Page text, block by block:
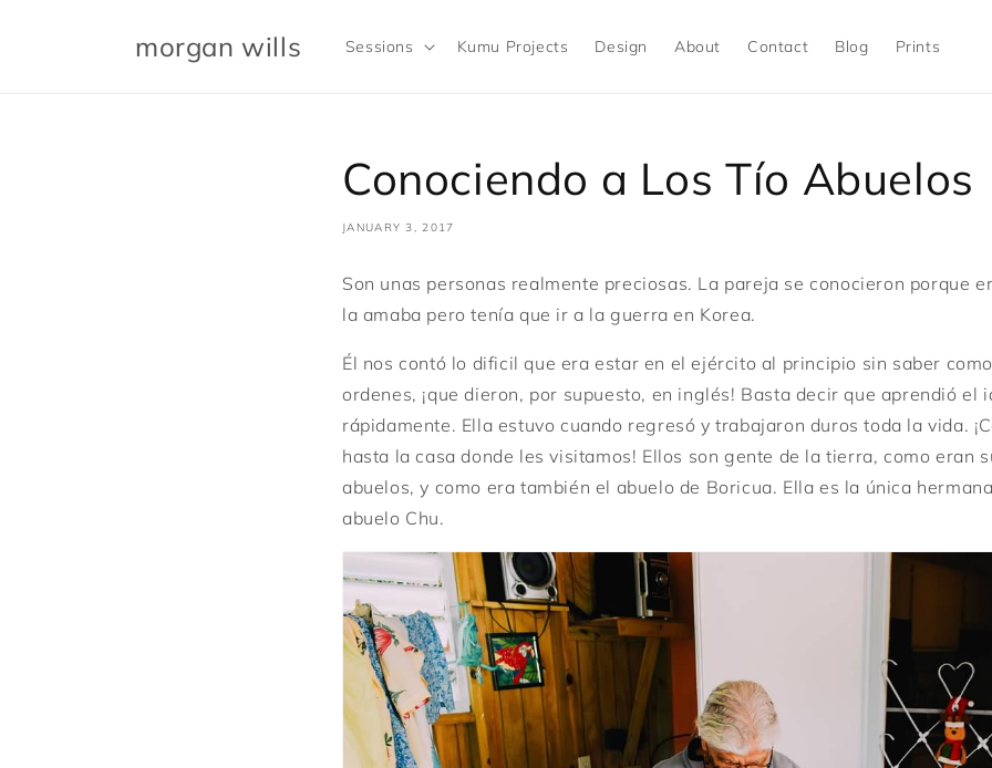
morgan wills Sessions Kumu Projects Design About Contact Blog Prints
Conociendo a Los Tío Abuelos
JANUARY 3, 2017
Son unas personas realmente preciosas. La pareja se conocieron porque
la amaba pero tenía que ir a la guerra en Korea.
Él nos contó lo dificil que era estar en el ejército al principio sin saber
ordenes, ¡que dieron, por supuesto, en inglés! Basta decir que aprendió el
rápidamente. Ella estuvo cuando regresó y trabajaron duros toda la vida.
hasta la casa donde les visitamos! Ellos son gente de la tierra, como eran
abuelos, y como era también el abuelo de Boricua. Ella es la única
abuelo Chu.